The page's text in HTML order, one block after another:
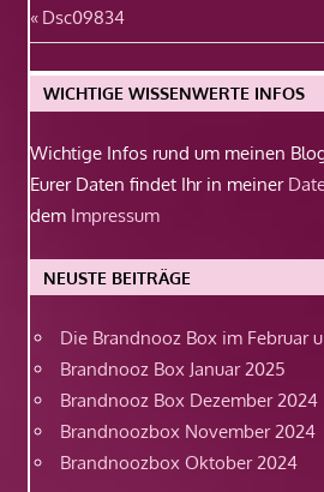
Beitragsnavigation
Vorheriger
Beitrag:
Dsc09834
WICHTIGE WISSENWERTE INFOS
Wichtige Infos rund um meinen
Eurer Daten findet Ihr in meiner
dem Impressum
NEUSTE BEITRÄGE
Die Brandnooz Box im Februar
Brandnooz Box Januar 2025
Brandnooz Box Dezember 2024
Brandnoozbox November 2024
Brandnoozbox Oktober 2024